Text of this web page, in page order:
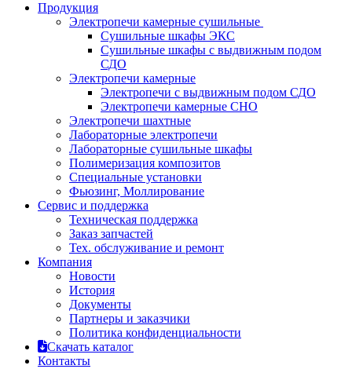
Продукция
Электропечи камерные сушильные
Сушильные шкафы ЭКС
Сушильные шкафы с выдвижным подом
СДО
Электропечи камерные
Электропечи с выдвижным подом СДО
Электропечи камерные СНО
Электропечи шахтные
Лабораторные электропечи
Лабораторные сушильные шкафы
Полимеризация композитов
Специальные установки
Фьюзинг, Моллирование
Сервис и поддержка
Техническая поддержка
Заказ запчастей
Тех. обслуживание и ремонт
Компания
Новости
История
Документы
Партнеры и заказчики
Политика конфиденциальности
Скачать каталог
Контакты